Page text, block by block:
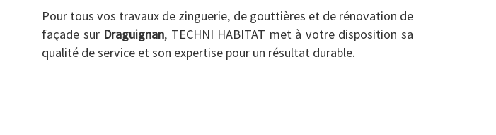
Pour tous vos travaux de zinguerie, de gouttières et de rénovation de
façade sur Draguignan, TECHNI HABITAT met à votre disposition sa
qualité de service et son expertise pour un résultat durable.